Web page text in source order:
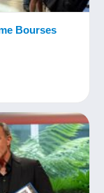
Bourses